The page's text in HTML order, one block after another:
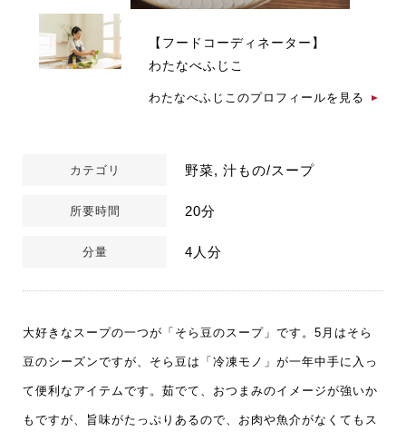
【フードコーディネーター】
わたなべふじこ
わたなべふじこのプロフィールを見る
カテゴリ 野菜, 汁もの/スープ
所要時間 20分
分量 4人分
大好きなスープの一つが「そら豆のスープ」です。5月はそら
豆のシーズンですが、そら豆は「冷凍モノ」が一年中手に入っ
て便利なアイテムです。茹でて、おつまみのイメージが強いか
もですが、旨味がたっぷりあるので、お肉や魚介がなくてもス